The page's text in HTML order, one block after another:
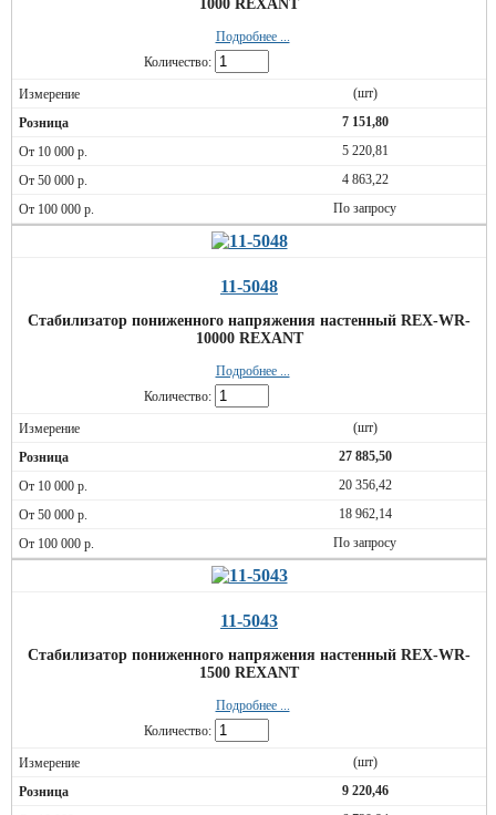
1000 REXANT
Подробнее ...
Количество:
(шт)
7 151,80
5 220,81
4 863,22
По запросу
11-5048
Стабилизатор пониженного напряжения настенный REX-WR-
10000 REXANT
Подробнее ...
Количество:
(шт)
27 885,50
20 356,42
18 962,14
По запросу
11-5043
Стабилизатор пониженного напряжения настенный REX-WR-
1500 REXANT
Подробнее ...
Количество:
(шт)
9 220,46